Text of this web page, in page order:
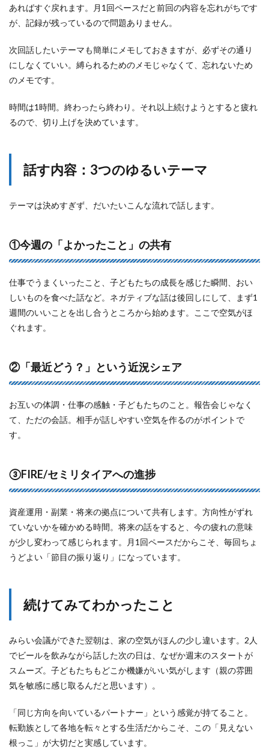
あればすぐ戻れます。月1回ペースだと前回の内容を忘れがちです
が、記録が残っているので問題ありません。
次回話したいテーマも簡単にメモしておきますが、必ずその通り
にしなくていい。縛られるためのメモじゃなくて、忘れないため
のメモです。
時間は1時間。終わったら終わり。それ以上続けようとすると疲れ
るので、切り上げを決めています。
話す内容：3つのゆるいテーマ
テーマは決めすぎず、だいたいこんな流れで話します。
①今週の「よかったこと」の共有
仕事でうまくいったこと、子どもたちの成長を感じた瞬間、おい
しいものを食べた話など。ネガティブな話は後回しにして、まず1
週間のいいことを出し合うところから始めます。ここで空気がほ
ぐれます。
②「最近どう？」という近況シェア
お互いの体調・仕事の感触・子どもたちのこと。報告会じゃなく
て、ただの会話。相手が話しやすい空気を作るのがポイントで
す。
③FIRE/セミリタイアへの進捗
資産運用・副業・将来の拠点について共有します。方向性がずれ
ていないかを確かめる時間。将来の話をすると、今の疲れの意味
が少し変わって感じられます。月1回ペースだからこそ、毎回ちょ
うどよい「節目の振り返り」になっています。
続けてみてわかったこと
みらい会議ができた翌朝は、家の空気がほんの少し違います。2人
でビールを飲みながら話した次の日は、なぜか週末のスタートが
スムーズ。子どもたちもどこか機嫌がいい気がします（親の雰囲
気を敏感に感じ取るんだと思います）。
「同じ方向を向いているパートナー」という感覚が持てること。
転勤族として各地を転々とする生活だからこそ、この「見えない
根っこ」が大切だと実感しています。